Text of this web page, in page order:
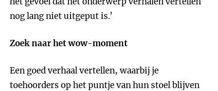
nog lang niet uitgeput is.’
Zoek naar het wow-moment
Een goed verhaal vertellen, waarbij je
toehoorders op het puntje van hun stoel blijven